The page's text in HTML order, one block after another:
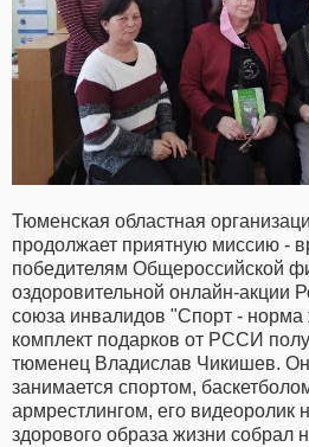
Тюменская областная
продолжает приятную миссию -
победителям Общероссийской
оздоровительной онлайн-акции
союза инвалидов "Спорт -
комплект подарков от РССИ
тюменец Владислав Чикишев.
занимается спортом,
армрестлингом, его видеоролик
здорового образа жизни собрал